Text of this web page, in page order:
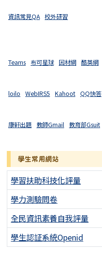
資訊常見QA 校外研習
Teams 布可星球 因材網 酷英網
loilo WebIRS5 Kahoot QQ快答
康軒出題 教師Gmail 教育部Gsuit
學生常用網站
學習扶助科技化評量
學力測驗問卷
全民資訊素養自我評量
學生認証系統Openid